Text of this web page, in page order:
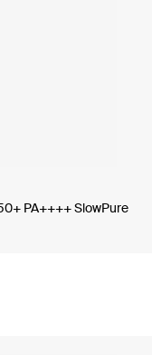
PA++++ SlowPure